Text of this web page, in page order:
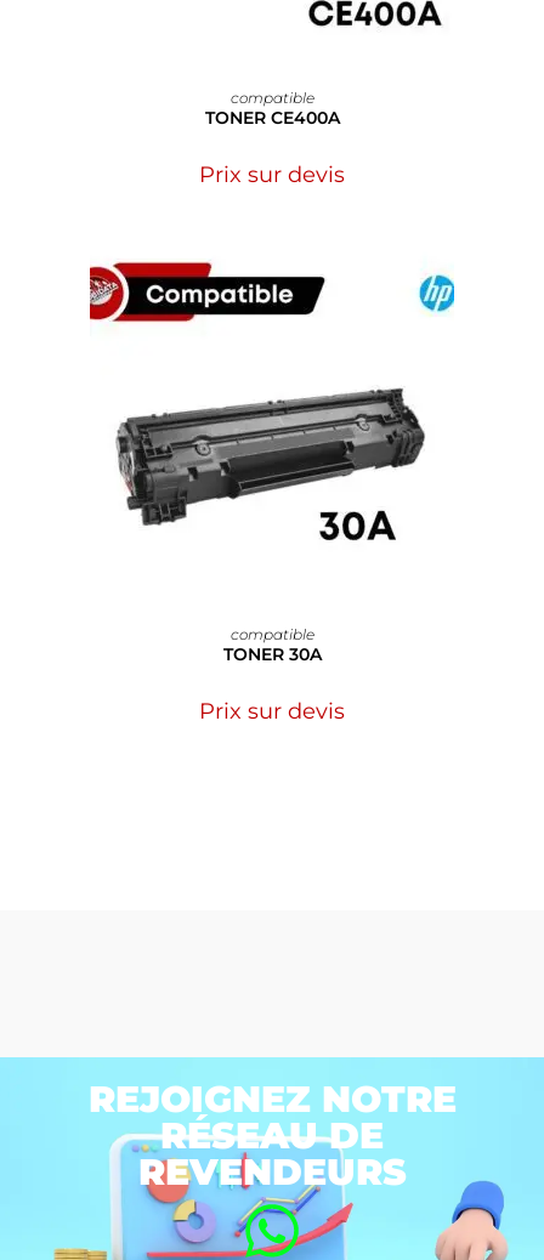
compatible
TONER CE400A
Prix sur devis
compatible
TONER 30A
Prix sur devis
REJOIGNEZ NOTRE
RÉSEAU DE
REVENDEURS